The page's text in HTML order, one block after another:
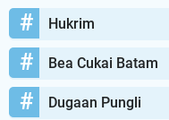
Hukrim
Bea Cukai Batam
Dugaan Pungli